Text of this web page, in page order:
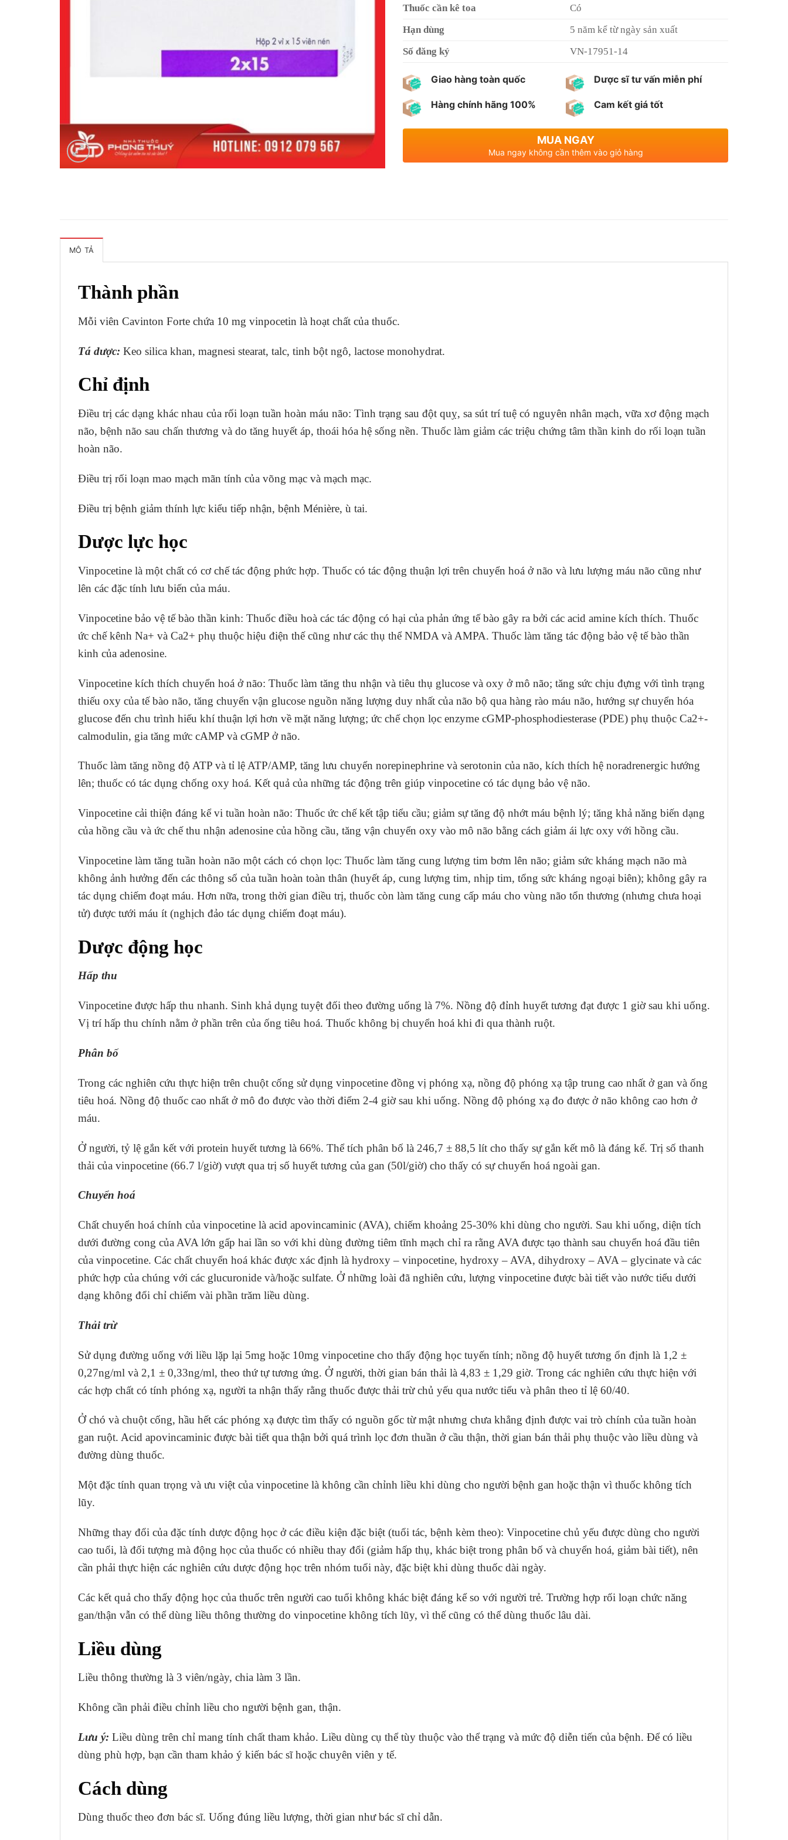
Thuốc cần kê toa
Có
Hạn dùng
5 năm kể từ ngày sản xuất
Số đăng ký
VN-17951-14
Giao hàng toàn quốc
Hàng chính hãng 100%
Dược sĩ tư vấn miễn phí
Cam kết giá tốt
MUA NGAY
Mua ngay không cần thêm vào giỏ hàng
MÔ TẢ
Thành phần
Mỗi viên Cavinton Forte chứa 10 mg vinpocetin là hoạt chất của thuốc.
Tá dược: Keo silica khan, magnesi stearat, talc, tinh bột ngô, lactose monohydrat.
Chỉ định
Điều trị các dạng khác nhau của rối loạn tuần hoàn máu não: Tình trạng sau đột quỵ, sa sút trí tuệ có nguyên nhân mạch, vữa xơ động mạch
não, bệnh não sau chấn thương và do tăng huyết áp, thoái hóa hệ sống nền. Thuốc làm giảm các triệu chứng tâm thần kinh do rối loạn tuần
hoàn não.
Điều trị rối loạn mao mạch mãn tính của võng mạc và mạch mạc.
Điều trị bệnh giảm thính lực kiểu tiếp nhận, bệnh Ménière, ù tai.
Dược lực học
Vinpocetine là một chất có cơ chế tác động phức hợp. Thuốc có tác động thuận lợi trên chuyển hoá ở não và lưu lượng máu não cũng như
lên các đặc tính lưu biến của máu.
Vinpocetine bảo vệ tế bào thần kinh: Thuốc điều hoà các tác động có hại của phản ứng tế bào gây ra bởi các acid amine kích thích. Thuốc
ức chế kênh Na+ và Ca2+ phụ thuộc hiệu điện thế cũng như các thụ thể NMDA và AMPA. Thuốc làm tăng tác động bảo vệ tế bào thần
kinh của adenosine.
Vinpocetine kích thích chuyển hoá ở não: Thuốc làm tăng thu nhận và tiêu thụ glucose và oxy ở mô não; tăng sức chịu đựng với tình trạng
thiếu oxy của tế bào não, tăng chuyển vận glucose nguồn năng lượng duy nhất của não bộ qua hàng rào máu não, hướng sự chuyển hóa
glucose đến chu trình hiếu khí thuận lợi hơn về mặt năng lượng; ức chế chọn lọc enzyme cGMP-phosphodiesterase (PDE) phụ thuộc Ca2+-
calmodulin, gia tăng mức cAMP và cGMP ở não.
Thuốc làm tăng nồng độ ATP và tỉ lệ ATP/AMP, tăng lưu chuyển norepinephrine và serotonin của não, kích thích hệ noradrenergic hướng
lên; thuốc có tác dụng chống oxy hoá. Kết quả của những tác động trên giúp vinpocetine có tác dụng bảo vệ não.
Vinpocetine cải thiện đáng kể vi tuần hoàn não: Thuốc ức chế kết tập tiểu cầu; giảm sự tăng độ nhớt máu bệnh lý; tăng khả năng biến dạng
của hồng cầu và ức chế thu nhận adenosine của hồng cầu, tăng vận chuyển oxy vào mô não bằng cách giảm ái lực oxy với hồng cầu.
Vinpocetine làm tăng tuần hoàn não một cách có chọn lọc: Thuốc làm tăng cung lượng tim bơm lên não; giảm sức kháng mạch não mà
không ảnh hưởng đến các thông số của tuần hoàn toàn thân (huyết áp, cung lượng tim, nhịp tim, tổng sức kháng ngoại biên); không gây ra
tác dụng chiếm đoạt máu. Hơn nữa, trong thời gian điều trị, thuốc còn làm tăng cung cấp máu cho vùng não tổn thương (nhưng chưa hoại
tử) được tưới máu ít (nghịch đảo tác dụng chiếm đoạt máu).
Dược động học
Hấp thu
Vinpocetine được hấp thu nhanh. Sinh khả dụng tuyệt đối theo đường uống là 7%. Nồng độ đỉnh huyết tương đạt được 1 giờ sau khi uống.
Vị trí hấp thu chính nằm ở phần trên của ống tiêu hoá. Thuốc không bị chuyển hoá khi đi qua thành ruột.
Phân bố
Trong các nghiên cứu thực hiện trên chuột cống sử dụng vinpocetine đồng vị phóng xạ, nồng độ phóng xạ tập trung cao nhất ở gan và ống
tiêu hoá. Nồng độ thuốc cao nhất ở mô đo được vào thời điểm 2-4 giờ sau khi uống. Nồng độ phóng xạ đo được ở não không cao hơn ở
máu.
Ở người, tỷ lệ gắn kết với protein huyết tương là 66%. Thể tích phân bố là 246,7 ± 88,5 lít cho thấy sự gắn kết mô là đáng kể. Trị số thanh
thải của vinpocetine (66.7 l/giờ) vượt qua trị số huyết tương của gan (50l/giờ) cho thấy có sự chuyển hoá ngoài gan.
Chuyển hoá
Chất chuyển hoá chính của vinpocetine là acid apovincaminic (AVA), chiếm khoảng 25-30% khi dùng cho người. Sau khi uống, diện tích
dưới đường cong của AVA lớn gấp hai lần so với khi dùng đường tiêm tĩnh mạch chỉ ra rằng AVA được tạo thành sau chuyển hoá đầu tiên
của vinpocetine. Các chất chuyển hoá khác được xác định là hydroxy – vinpocetine, hydroxy – AVA, dihydroxy – AVA – glycinate và các
phức hợp của chúng với các glucuronide và/hoặc sulfate. Ở những loài đã nghiên cứu, lượng vinpocetine được bài tiết vào nước tiểu dưới
dạng không đổi chỉ chiếm vài phần trăm liều dùng.
Thải trừ
Sử dụng đường uống với liều lặp lại 5mg hoặc 10mg vinpocetine cho thấy động học tuyến tính; nồng độ huyết tương ổn định là 1,2 ±
0,27ng/ml và 2,1 ± 0,33ng/ml, theo thứ tự tương ứng. Ở người, thời gian bán thải là 4,83 ± 1,29 giờ. Trong các nghiên cứu thực hiện với
các hợp chất có tính phóng xạ, người ta nhận thấy rằng thuốc được thải trừ chủ yếu qua nước tiểu và phân theo tỉ lệ 60/40.
Ở chó và chuột cống, hầu hết các phóng xạ được tìm thấy có nguồn gốc từ mật nhưng chưa khẳng định được vai trò chính của tuần hoàn
gan ruột. Acid apovincaminic được bài tiết qua thận bởi quá trình lọc đơn thuần ở cầu thận, thời gian bán thải phụ thuộc vào liều dùng và
đường dùng thuốc.
Một đặc tính quan trọng và ưu việt của vinpocetine là không cần chỉnh liều khi dùng cho người bệnh gan hoặc thận vì thuốc không tích
lũy.
Những thay đổi của đặc tính dược động học ở các điều kiện đặc biệt (tuổi tác, bệnh kèm theo): Vinpocetine chủ yếu được dùng cho người
cao tuổi, là đối tượng mà động học của thuốc có nhiều thay đổi (giảm hấp thụ, khác biệt trong phân bố và chuyển hoá, giảm bài tiết), nên
cần phải thực hiện các nghiên cứu dược động học trên nhóm tuổi này, đặc biệt khi dùng thuốc dài ngày.
Các kết quả cho thấy động học của thuốc trên người cao tuổi không khác biệt đáng kể so với người trẻ. Trường hợp rối loạn chức năng
gan/thận vẫn có thể dùng liều thông thường do vinpocetine không tích lũy, vì thế cũng có thể dùng thuốc lâu dài.
Liều dùng
Liều thông thường là 3 viên/ngày, chia làm 3 lần.
Không cần phải điều chỉnh liều cho người bệnh gan, thận.
Lưu ý: Liều dùng trên chỉ mang tính chất tham khảo. Liều dùng cụ thể tùy thuộc vào thể trạng và mức độ diễn tiến của bệnh. Để có liều
dùng phù hợp, bạn cần tham khảo ý kiến bác sĩ hoặc chuyên viên y tế.
Cách dùng
Dùng thuốc theo đơn bác sĩ. Uống đúng liều lượng, thời gian như bác sĩ chỉ dẫn.